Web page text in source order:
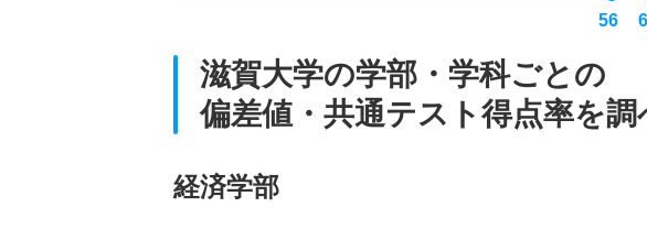
56
滋賀大学の学部・学科ごとの
偏差値・共通テスト得点率を調
経済学部